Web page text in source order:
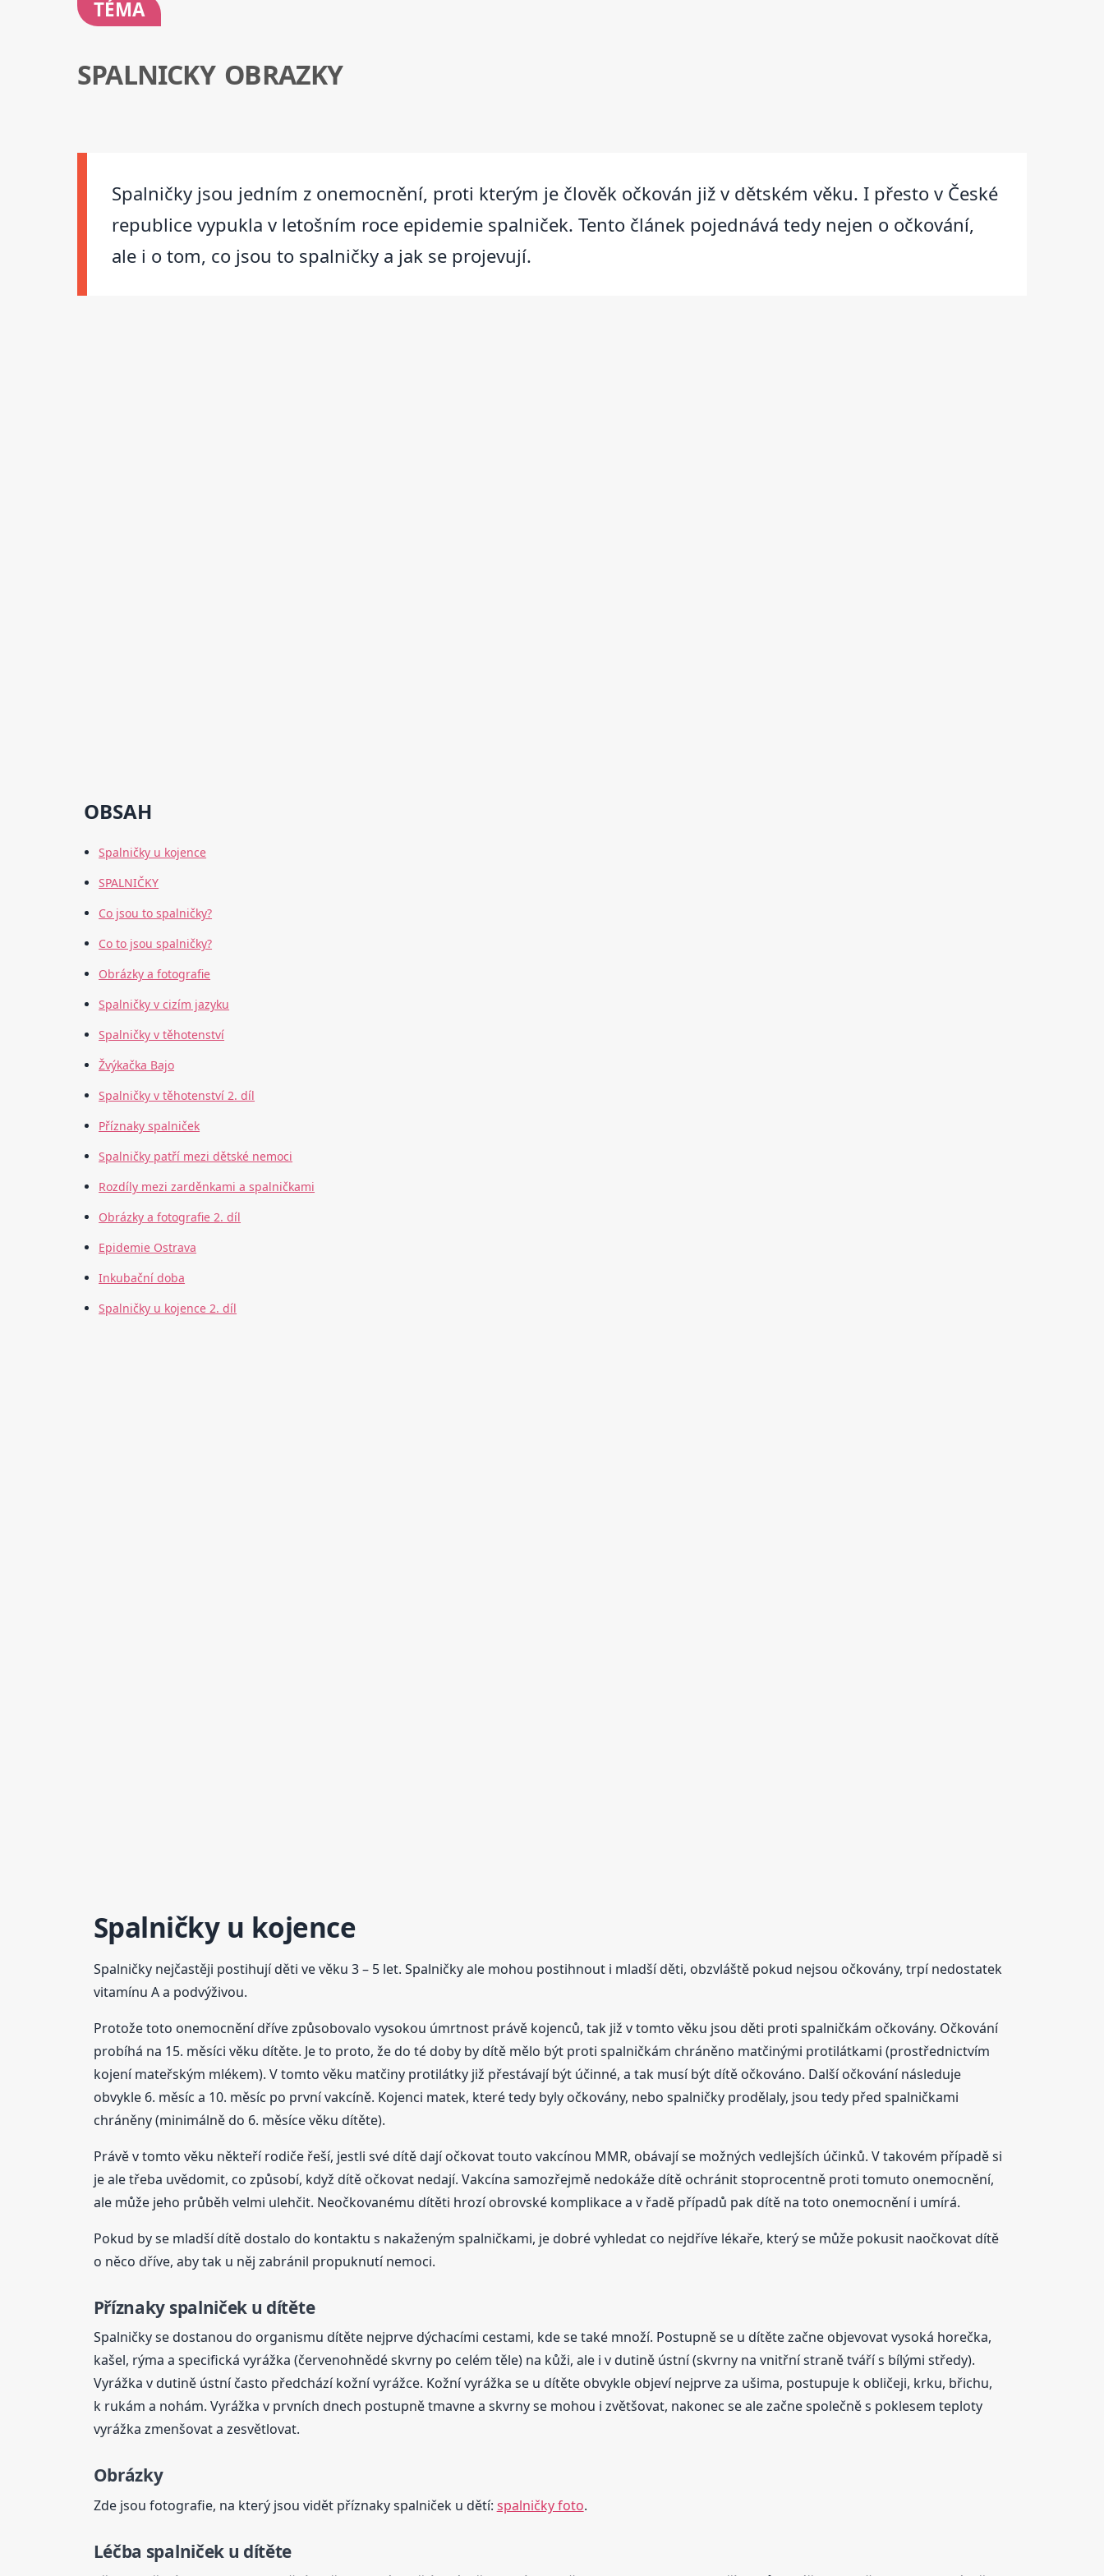
TÉMA
SPALNICKY OBRAZKY
Spalničky jsou jedním z onemocnění, proti kterým je člověk očkován již v dětském věku. I přesto v České
republice vypukla v letošním roce epidemie spalniček. Tento článek pojednává tedy nejen o očkování,
ale i o tom, co jsou to spalničky a jak se projevují.
OBSAH
Spalničky u kojence
SPALNIČKY
Co jsou to spalničky?
Co to jsou spalničky?
Obrázky a fotografie
Spalničky v cizím jazyku
Spalničky v těhotenství
Žvýkačka Bajo
Spalničky v těhotenství 2. díl
Příznaky spalniček
Spalničky patří mezi dětské nemoci
Rozdíly mezi zarděnkami a spalničkami
Obrázky a fotografie 2. díl
Epidemie Ostrava
Inkubační doba
Spalničky u kojence 2. díl
Spalničky u kojence
Spalničky nejčastěji postihují děti ve věku 3 – 5 let. Spalničky ale mohou postihnout i mladší děti, obzvláště pokud nejsou očkovány, trpí nedostatek
vitamínu A a podvýživou.
Protože toto onemocnění dříve způsobovalo vysokou úmrtnost právě kojenců, tak již v tomto věku jsou děti proti spalničkám očkovány. Očkování
probíhá na 15. měsíci věku dítěte. Je to proto, že do té doby by dítě mělo být proti spalničkám chráněno matčinými protilátkami (prostřednictvím
kojení mateřským mlékem). V tomto věku matčiny protilátky již přestávají být účinné, a tak musí být dítě očkováno. Další očkování následuje
obvykle 6. měsíc a 10. měsíc po první vakcíně. Kojenci matek, které tedy byly očkovány, nebo spalničky prodělaly, jsou tedy před spalničkami
chráněny (minimálně do 6. měsíce věku dítěte).
Právě v tomto věku někteří rodiče řeší, jestli své dítě dají očkovat touto vakcínou MMR, obávají se možných vedlejších účinků. V takovém případě si
je ale třeba uvědomit, co způsobí, když dítě očkovat nedají. Vakcína samozřejmě nedokáže dítě ochránit stoprocentně proti tomuto onemocnění,
ale může jeho průběh velmi ulehčit. Neočkovanému dítěti hrozí obrovské komplikace a v řadě případů pak dítě na toto onemocnění i umírá.
Pokud by se mladší dítě dostalo do kontaktu s nakaženým spalničkami, je dobré vyhledat co nejdříve lékaře, který se může pokusit naočkovat dítě
o něco dříve, aby tak u něj zabránil propuknutí nemoci.
Příznaky spalniček u dítěte
Spalničky se dostanou do organismu dítěte nejprve dýchacími cestami, kde se také množí. Postupně se u dítěte začne objevovat vysoká horečka,
kašel, rýma a specifická vyrážka (červenohnědé skvrny po celém těle) na kůži, ale i v dutině ústní (skvrny na vnitřní straně tváří s bílými středy).
Vyrážka v dutině ústní často předchází kožní vyrážce. Kožní vyrážka se u dítěte obvykle objeví nejprve za ušima, postupuje k obličeji, krku, břichu,
k rukám a nohám. Vyrážka v prvních dnech postupně tmavne a skvrny se mohou i zvětšovat, nakonec se ale začne společně s poklesem teploty
vyrážka zmenšovat a zesvětlovat.
Obrázky
Zde jsou fotografie, na který jsou vidět příznaky spalniček u dětí: spalničky foto.
Léčba spalniček u dítěte